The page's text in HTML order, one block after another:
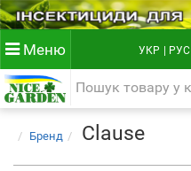
Меню УКР | РУС
Бренд Clause